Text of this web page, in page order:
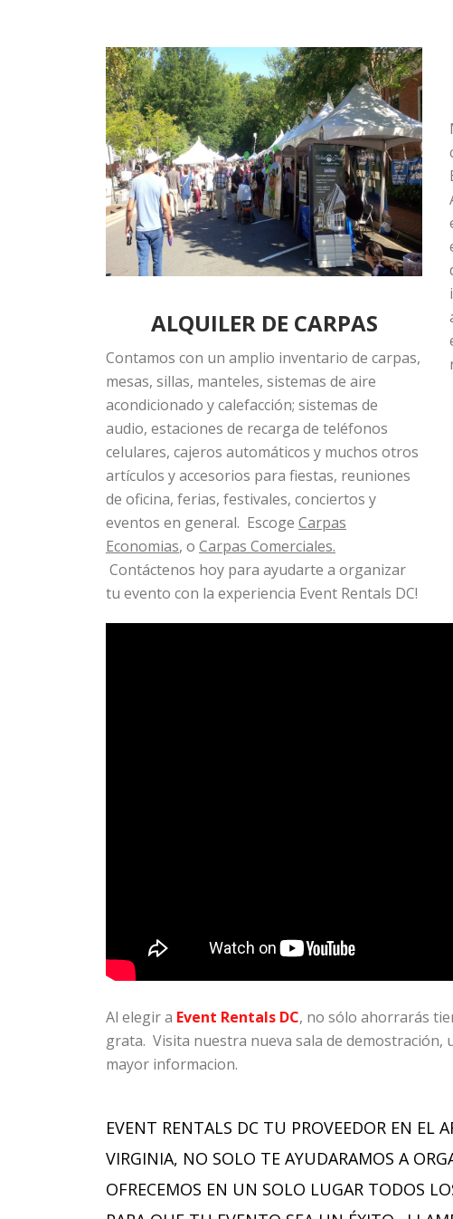
ALQUILER DE CARPAS
Contamos con un amplio inventario de carpas,
mesas, sillas, manteles, sistemas de aire
acondicionado y calefacción; sistemas de
audio, estaciones de recarga de teléfonos
celulares, cajeros automáticos y muchos otros
artículos y accesorios para fiestas, reuniones
de oficina, ferias, festivales, conciertos y
eventos en general. Escoge Carpas
Economias, o Carpas Comerciales.
Contáctenos hoy para ayudarte a organizar
tu evento con la experiencia Event Rentals DC!
Al elegir a Event Rentals DC, no sólo ahorrarás
grata. Visita nuestra nueva sala de demostración,
mayor informacion.
EVENT RENTALS DC TU PROVEEDOR EN EL
VIRGINIA, NO SOLO TE AYUDARAMOS A
OFRECEMOS EN UN SOLO LUGAR TODOS